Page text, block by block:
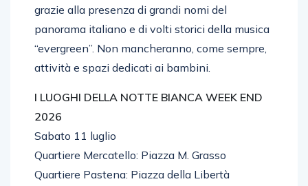
grazie alla presenza di grandi nomi del
panorama italiano e di volti storici della musica
“evergreen”. Non mancheranno, come sempre,
attività e spazi dedicati ai bambini.
I LUOGHI DELLA NOTTE BIANCA WEEK END
2026
Sabato 11 luglio
Quartiere Mercatello: Piazza M. Grasso
Quartiere Pastena: Piazza della Libertà